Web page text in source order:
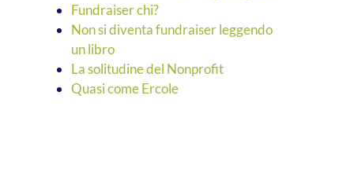
Fundraiser chi?
Non si diventa fundraiser leggendo
un libro
La solitudine del Nonprofit
Quasi come Ercole